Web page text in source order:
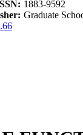
1883-9592
Graduate